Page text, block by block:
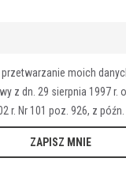
przetwarzanie moich
z dn. 29 sierpnia 1997 r.
r. Nr 101 poz. 926, z późn.
ZAPISZ MNIE